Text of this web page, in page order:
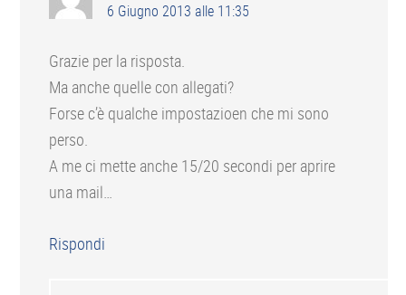
6 Giugno 2013 alle 11:35
Grazie per la risposta.
Ma anche quelle con allegati?
Forse c’è qualche impostazioen che mi sono
perso.
A me ci mette anche 15/20 secondi per aprire
una mail…
Rispondi